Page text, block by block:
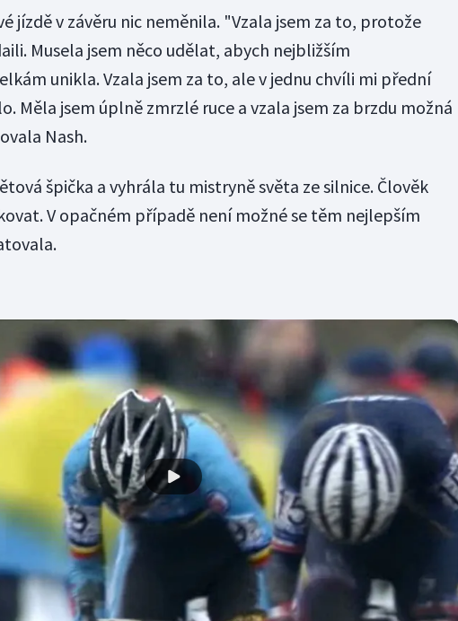
jízdě v závěru nic neměnila. "Vzala jsem za to, protože
Musela jsem něco udělat, abych nejbližším
unikla. Vzala jsem za to, ale v jednu chvíli mi přední
Měla jsem úplně zmrzlé ruce a vzala jsem za brzdu možná
Nash.
špička a vyhrála tu mistryně světa ze silnice. Člověk
V opačném případě není možné se těm nejlepším